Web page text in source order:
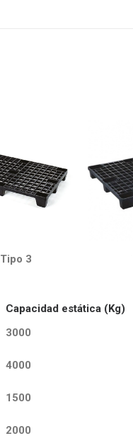
Tipo 3
Capacidad estática (Kg)
3000
4000
1500
2000